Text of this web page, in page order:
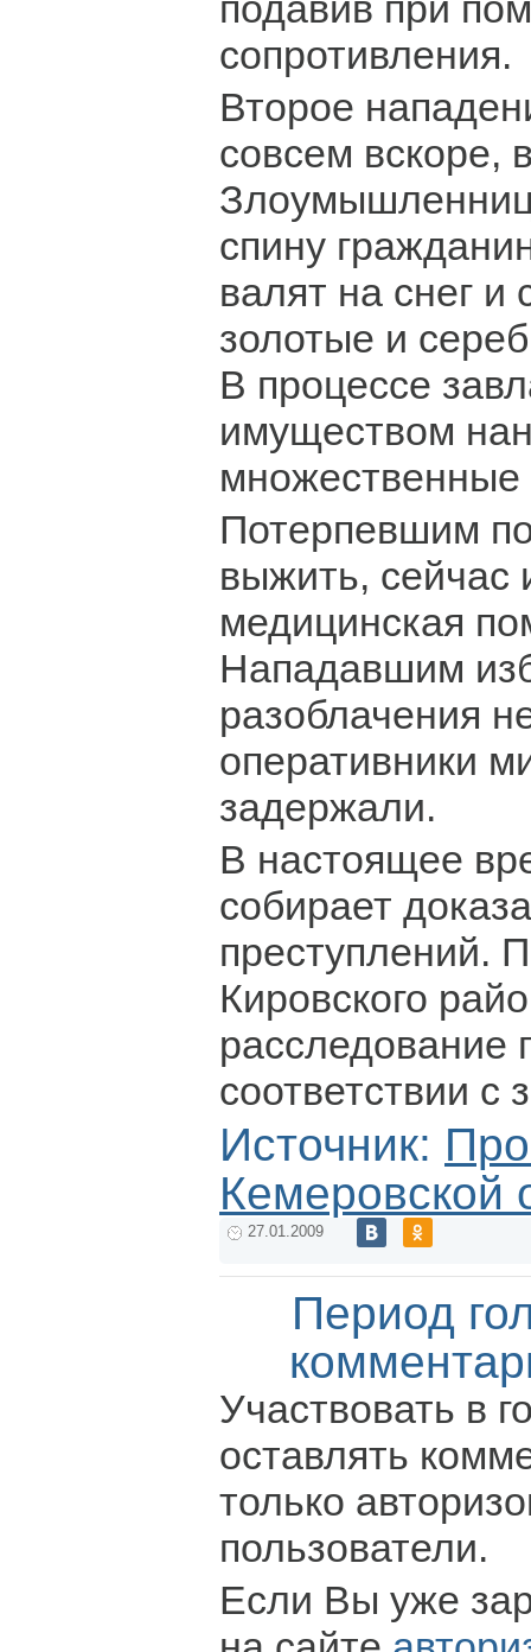
сопротивления.
Второе
совсем вскоре,
спину
валят на снег и
золотые и
В процессе
имуществом
Потерпевшим
выжить, сейчас
медицинская
Нападавшим
разоблачения
оперативники
задержали.
В настоящее
собирает
преступлений.
Кировского
расследование
соответствии с
Источник:
Кемеровской
27.01.2009
Период
Участвовать в
оставлять
только
пользователи.
Если Вы уже